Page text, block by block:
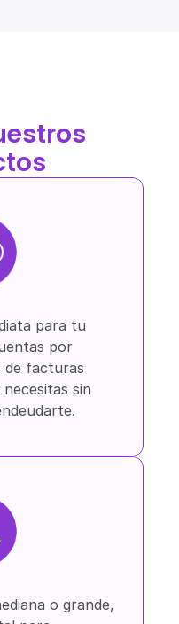
para tu
por
de facturas
sin
o grande,